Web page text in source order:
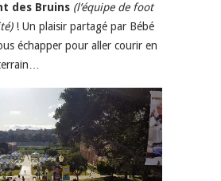
des Bruins (l’équipe de foot
! Un plaisir partagé par Bébé
échapper pour aller courir en